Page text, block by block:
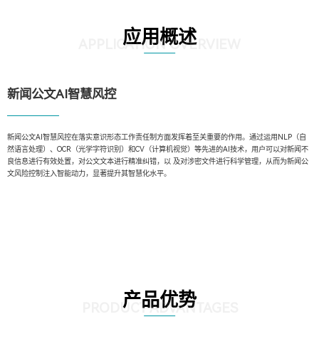
应用概述
APPLICATION OVERVIEW
新闻公文AI智慧风控
新闻公文AI智慧风控在落实意识形态工作责任制方面发挥着至关重要的作用。通过运用NLP（自
然语言处理）、OCR（光学字符识别）和CV（计算机视觉）等先进的AI技术，用户可以对新闻不
良信息进行有效处置，对公文文本进行精准纠错，以 及对涉密文件进行科学管理，从而为新闻公
文风险控制注入智能动力，显著提升其智慧化水平。
产品优势
PRODUCT ADVANTAGES